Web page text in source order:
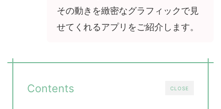
その動きを緻密なグラフィックで見
せてくれるアプリをご紹介します。
CLOSE
Contents